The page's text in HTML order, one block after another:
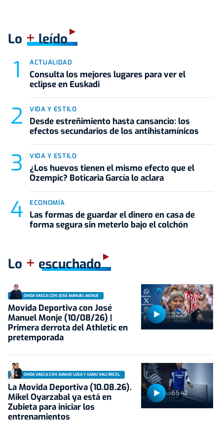
Lo +leído
ACTUALIDAD
Consulta los mejores lugares para ver el
eclipse en Euskadi
VIDA Y ESTILO
Desde estreñimiento hasta cansancio: los
efectos secundarios de los antihistamínicos
VIDA Y ESTILO
¿Los huevos tienen el mismo efecto que el
Ozempic? Boticaria García lo aclara
ECONOMÍA
Las formas de guardar el dinero en casa de
forma segura sin meterlo bajo el colchón
Lo + escuchado
52:29
ONDA VASCA CON JOSÉ MANUEL MONJE
Movida Deportiva con José
Manuel Monje (10/08/26) |
Primera derrota del Athletic en
pretemporada
55:42
ONDA VASCA CON JUANJO LUSA Y SAMU VALCÁRCEL
La Movida Deportiva (10.08.26).
Mikel Oyarzabal ya está en
Zubieta para iniciar los
entrenamientos